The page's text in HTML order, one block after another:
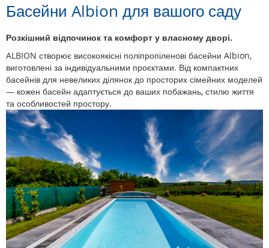
Басейни Albion для вашого саду
Розкішний відпочинок та комфорт у власному дворі.
ALBION створює високоякісні поліпропіленові басейни Albion,
виготовлені за індивідуальними проєктами. Від компактних
басейнів для невеликих ділянок до просторих сімейних моделей
— кожен басейн адаптується до ваших побажань, стилю життя
та особливостей простору.